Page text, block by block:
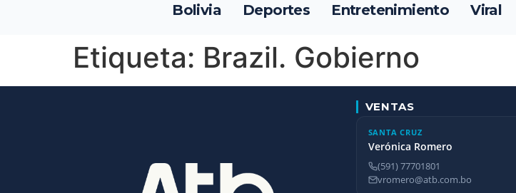
Bolivia Deportes Entretenimiento Viral
Etiqueta: Brazil. Gobierno
VENTAS
SANTA CRUZ
Verónica Romero
(591) 77701801
vromero@atb.com.bo